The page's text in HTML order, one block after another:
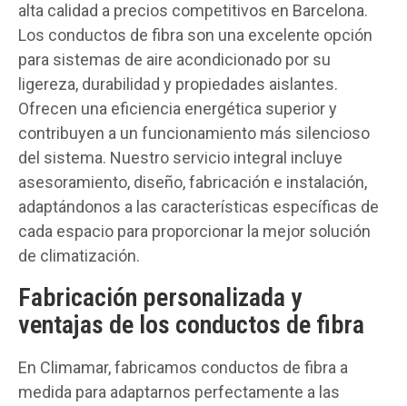
alta calidad a precios competitivos en Barcelona.
Los conductos de fibra son una excelente opción
para sistemas de aire acondicionado por su
ligereza, durabilidad y propiedades aislantes.
Ofrecen una eficiencia energética superior y
contribuyen a un funcionamiento más silencioso
del sistema. Nuestro servicio integral incluye
asesoramiento, diseño, fabricación e instalación,
adaptándonos a las características específicas de
cada espacio para proporcionar la mejor solución
de climatización.
Fabricación personalizada y
ventajas de los conductos de fibra
En Climamar, fabricamos conductos de fibra a
medida para adaptarnos perfectamente a las